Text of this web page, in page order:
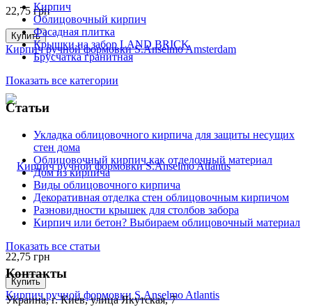
22,75 грн
Купить
Кирпич ручной формовки S.Anselmo Amsterdam
22,75 грн
Купить
Кирпич ручной формовки S.Anselmo Atlantis
Кирпич
Облицовочный кирпич
Фасадная плитка
Крышки на забор LAND BRICK
Брусчатка гранитная
Показать все категории
Статьи
Укладка облицовочного кирпича для защиты несущих
стен дома
Облицовочный кирпич как отделочный материал
Дом из кирпича
Виды облицовочного кирпича
Декоративная отделка стен облицовочным кирпичом
Разновидности крышек для столбов забора
Кирпич или бетон? Выбираем облицовочный материал
Показать все статьи
Контакты
Украина, г. Киев, улица Якутская, 7